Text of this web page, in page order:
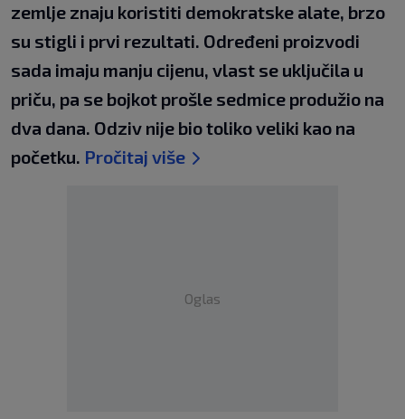
zemlje znaju koristiti demokratske alate, brzo
su stigli i prvi rezultati. Određeni proizvodi
sada imaju manju cijenu, vlast se uključila u
priču, pa se bojkot prošle sedmice produžio na
dva dana. Odziv nije bio toliko veliki kao na
početku. Pročitaj više
Oglas